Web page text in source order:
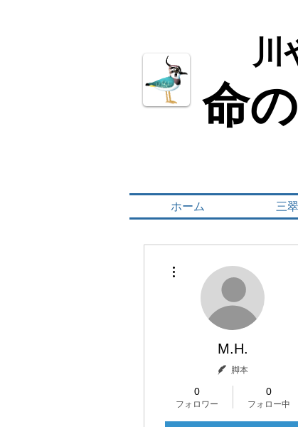
川
川
命
命
ホーム 三
M.H.
脚本
0
フォロワー
0
フォロー中